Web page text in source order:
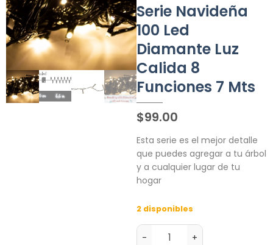
Serie Navideña
100 Led
Diamante Luz
Calida 8
Funciones 7 Mts
$99.00
Esta serie es el mejor detalle
que puedes agregar a tu árbol
y a cualquier lugar de tu
hogar
2 disponibles
- +